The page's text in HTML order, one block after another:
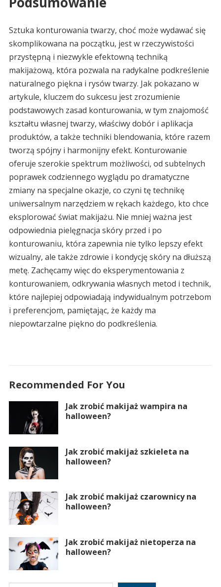
Sztuka konturowania twarzy, choć może wydawać się
skomplikowana na początku, jest w rzeczywistości
przystępną i niezwykle efektowną techniką
makijażową, która pozwala na radykalne podkreślenie
naturalnego piękna i rysów twarzy. Jak pokazano w
artykule, kluczem do sukcesu jest zrozumienie
podstawowych zasad konturowania, w tym znajomość
kształtu własnej twarzy, właściwy dobór i aplikacja
produktów, a także techniki blendowania, które razem
tworzą spójny i harmonijny efekt. Konturowanie
oferuje szerokie spektrum możliwości, od subtelnych
poprawek codziennego wyglądu po dramatyczne
zmiany na specjalne okazje, co czyni tę technikę
uniwersalnym narzędziem w rękach każdego, kto chce
eksplorować świat makijażu. Nie mniej ważna jest
odpowiednia pielęgnacja skóry przed i po
konturowaniu, która zapewnia nie tylko lepszy efekt
wizualny, ale także zdrowie i kondycję skóry na dłuższą
metę. Zachęcamy więc do eksperymentowania z
konturowaniem, odkrywania własnych metod i technik,
które najlepiej odpowiadają indywidualnym potrzebom
i preferencjom, pamiętając, że każdy ma
niepowtarzalne piękno do podkreślenia.
Recommended For You
Jak zrobić makijaż wampira na
halloween?
Jak zrobić makijaż szkieleta na
halloween?
Jak zrobić makijaż czarownicy na
halloween?
Jak zrobić makijaż nietoperza na
halloween?